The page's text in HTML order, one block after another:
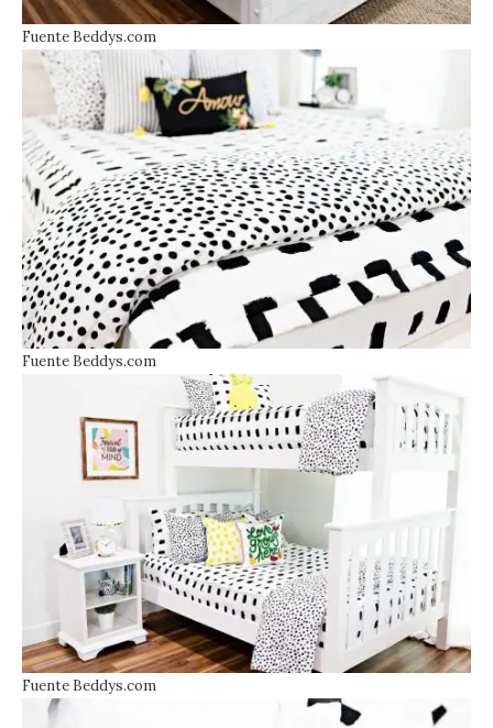
Fuente Beddys.com
Fuente Beddys.com
Fuente Beddys.com